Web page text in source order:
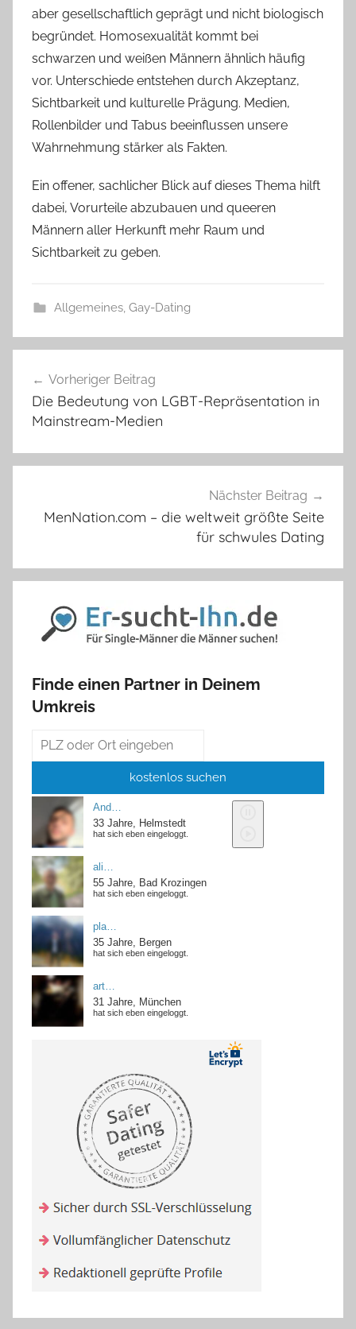
aber gesellschaftlich geprägt und nicht biologisch
begründet. Homosexualität kommt bei
schwarzen und weißen Männern ähnlich häufig
vor. Unterschiede entstehen durch Akzeptanz,
Sichtbarkeit und kulturelle Prägung. Medien,
Rollenbilder und Tabus beeinflussen unsere
Wahrnehmung stärker als Fakten.
Ein offener, sachlicher Blick auf dieses Thema hilft
dabei, Vorurteile abzubauen und queeren
Männern aller Herkunft mehr Raum und
Sichtbarkeit zu geben.
Allgemeines, Gay-Dating
Vorheriger Beitrag
Die Bedeutung von LGBT-Repräsentation in
Mainstream-Medien
Nächster Beitrag
MenNation.com – die weltweit größte Seite
für schwules Dating
Finde einen Partner in Deinem
Umkreis